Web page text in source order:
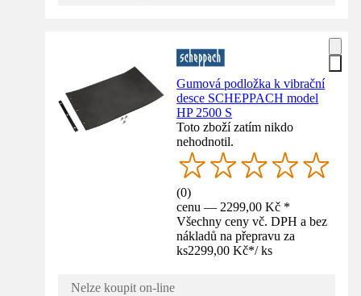
Gumová podložka k vibrační
desce SCHEPPACH model
HP 2500 S
Toto zboží zatím nikdo
nehodnotil.
(0)
cenu — 2299,00 Kč *
Všechny ceny vč. DPH a bez
nákladů na přepravu za
ks2299,00 Kč*/ ks
Nelze koupit on-line